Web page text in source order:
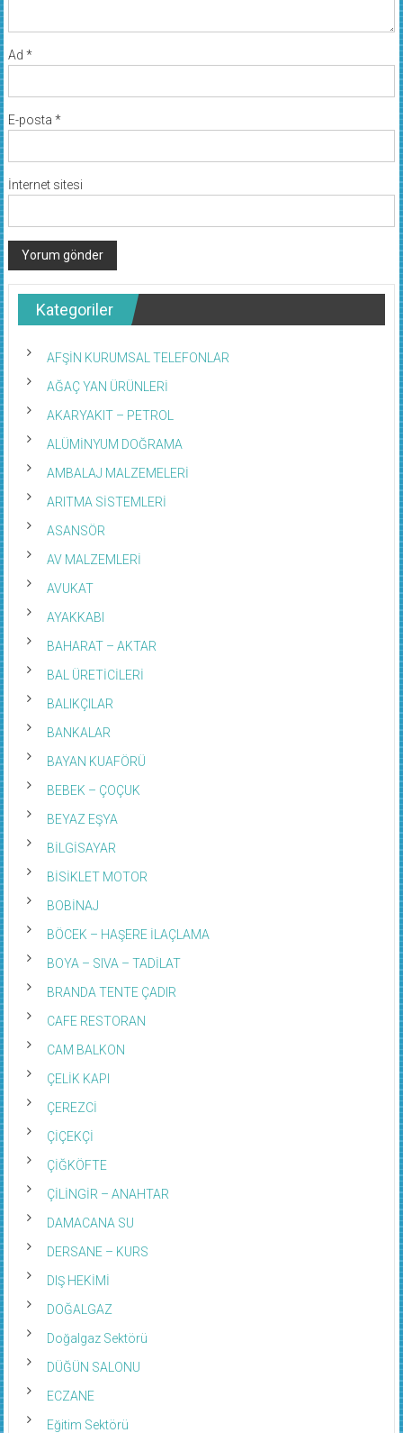
Ad *
E-posta *
İnternet sitesi
Kategoriler
AFŞİN KURUMSAL TELEFONLAR
AĞAÇ YAN ÜRÜNLERİ
AKARYAKIT – PETROL
ALÜMİNYUM DOĞRAMA
AMBALAJ MALZEMELERİ
ARITMA SİSTEMLERİ
ASANSÖR
AV MALZEMLERİ
AVUKAT
AYAKKABI
BAHARAT – AKTAR
BAL ÜRETİCİLERİ
BALIKÇILAR
BANKALAR
BAYAN KUAFÖRÜ
BEBEK – ÇOÇUK
BEYAZ EŞYA
BİLGİSAYAR
BİSİKLET MOTOR
BOBİNAJ
BÖCEK – HAŞERE İLAÇLAMA
BOYA – SIVA – TADİLAT
BRANDA TENTE ÇADIR
CAFE RESTORAN
CAM BALKON
ÇELİK KAPI
ÇEREZCİ
ÇİÇEKÇİ
ÇİĞKÖFTE
ÇİLİNGİR – ANAHTAR
DAMACANA SU
DERSANE – KURS
DIŞ HEKİMİ
DOĞALGAZ
Doğalgaz Sektörü
DÜĞÜN SALONU
ECZANE
Eğitim Sektörü